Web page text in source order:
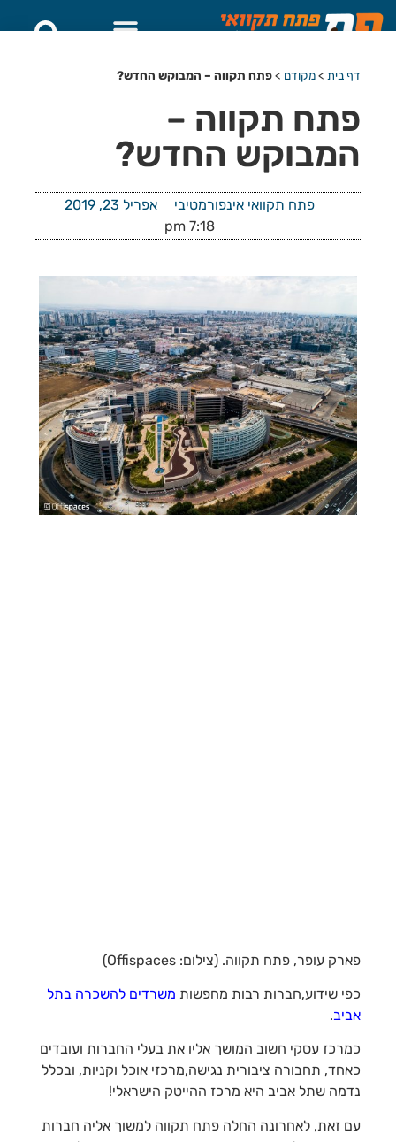
דף בית >מקודם >פתח תקווה – המבוקש החדש?
פתח תקווה –
המבוקש החדש?
פתח תקוואי אינפורמטיבי
אפריל 23, 2019
7:18 pm
פארק עופר, פתח תקווה. (צילום: Offispaces)
כפי שידוע,חברות רבות מחפשות משרדים להשכרה בתל
אביב.
כמרכז עסקי חשוב המושך אליו את בעלי החברות ועובדים
כאחד, תחבורה ציבורית נגישה,מרכזי אוכל וקניות, ובכלל
נדמה שתל אביב היא מרכז ההייטק הישראלי!
עם זאת, לאחרונה החלה פתח תקווה למשוך אליה חברות